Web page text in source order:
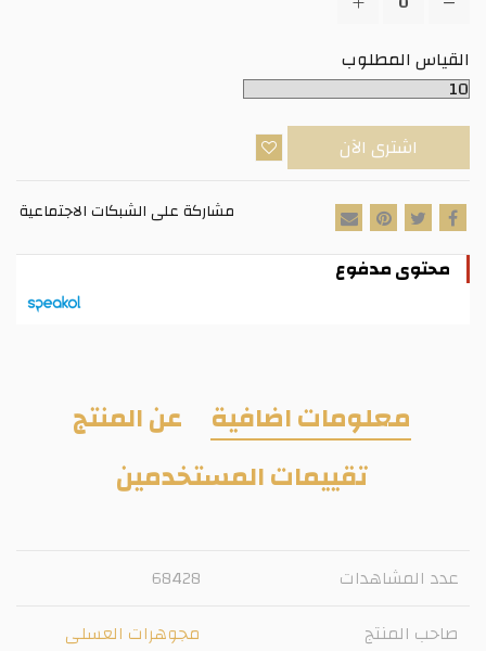
القياس المطلوب
اشترى الآن
مشاركة على الشبكات الاجتماعية
محتوى مدفوع
معلومات اضافية
عن المنتج
تقييمات المستخدمين
عدد المشاهدات
68428
صاحب المنتج
مجوهرات العسلى